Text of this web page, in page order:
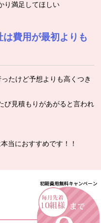
り満足してほしい
費用が最初よりも
たけど予想よりも高くつき
び見積もりがあがると言われ
当におすすめです！！